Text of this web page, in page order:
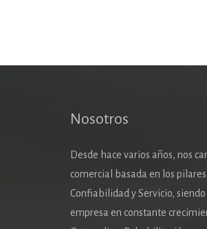
Nosotros
Desde hace varios años, nos
comercial basada en los
Confiabilidad y Servicio,
empresa en constante